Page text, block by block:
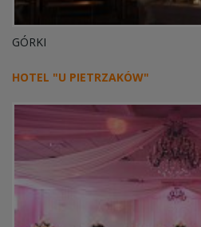
GÓRKI
HOTEL "U PIETRZAKÓW"